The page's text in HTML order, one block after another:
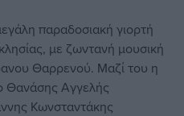
παραδοσιακή γιορτή
με ζωντανή μουσική
Θαρρενού. Μαζί του η
Θανάσης Αγγελής
Κωνσταντάκης